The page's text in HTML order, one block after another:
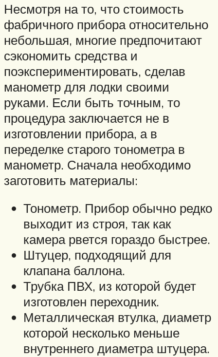
Несмотря на то, что стоимость
фабричного прибора относительно
небольшая, многие предпочитают
сэкономить средства и
поэкспериментировать, сделав
манометр для лодки своими
руками. Если быть точным, то
процедура заключается не в
изготовлении прибора, а в
переделке старого тонометра в
манометр. Сначала необходимо
заготовить материалы:
Тонометр. Прибор обычно редко
выходит из строя, так как
камера рвется гораздо быстрее.
Штуцер, подходящий для
клапана баллона.
Трубка ПВХ, из которой будет
изготовлен переходник.
Металлическая втулка, диаметр
которой несколько меньше
внутреннего диаметра штуцера.